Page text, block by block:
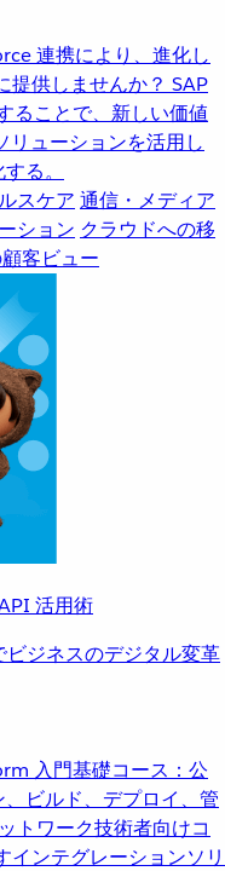
連携により、進化し
提供しませんか？ SAP
ることで、新しい価値
リューションを活用し
る。
スケア 通信・メディア
ション クラウドへの移
客ビュー
活用術
ジネスのデジタル変革
入門基礎コース：公
ビルド、デプロイ、管
トワーク技術者向けコ
インテグレーションソリ